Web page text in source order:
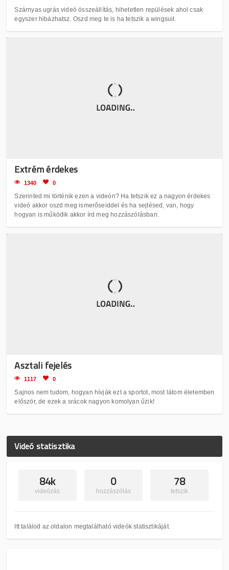
Szárnyas ugrás videó összeállítás, hihetetlen repülések ahol csak
egyszer hibázhatsz. Oszd meg te is ha tetszik a wingsuit.
Extrém érdekes
1340 0
Szerinted mi történik ezen a videón? Ha tetszik ez a nagyon érdekes
videó akkor oszd meg ismerőseiddel és ha sejtésed, van, hogy
hogyan is működik akkor írd meg hozzászólásban.
Asztali fejelés
1117 0
Sajnos nem tudom, hogyan hívják ezt a sportot, most látom életemben
először, de ezek a srácok nagyon komolyan űzik!
Videó statisztika
84k
videózás
0
hozzászólás
78
tetszik
Itt találod az oldalon megtalálható videók statisztikáját.